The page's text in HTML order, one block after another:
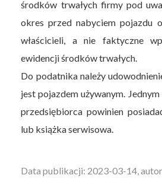
środków trwałych firmy pod
okres przed nabyciem pojazdu
właścicieli, a nie faktyczne
ewidencji środków trwałych.
Do podatnika należy
jest pojazdem używanym.
przedsiębiorca powinien
lub książka serwisowa.
Data publikacji: 2023-03-14,